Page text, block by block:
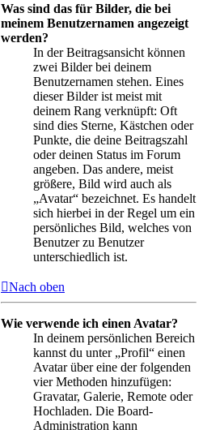
Was sind das für Bilder, die bei
meinem Benutzernamen angezeigt
werden?
In der Beitragsansicht können
zwei Bilder bei deinem
Benutzernamen stehen. Eines
dieser Bilder ist meist mit
deinem Rang verknüpft: Oft
sind dies Sterne, Kästchen oder
Punkte, die deine Beitragszahl
oder deinen Status im Forum
angeben. Das andere, meist
größere, Bild wird auch als
„Avatar“ bezeichnet. Es handelt
sich hierbei in der Regel um ein
persönliches Bild, welches von
Benutzer zu Benutzer
unterschiedlich ist.
Nach oben
Wie verwende ich einen Avatar?
In deinem persönlichen Bereich
kannst du unter „Profil“ einen
Avatar über eine der folgenden
vier Methoden hinzufügen:
Gravatar, Galerie, Remote oder
Hochladen. Die Board-
Administration kann